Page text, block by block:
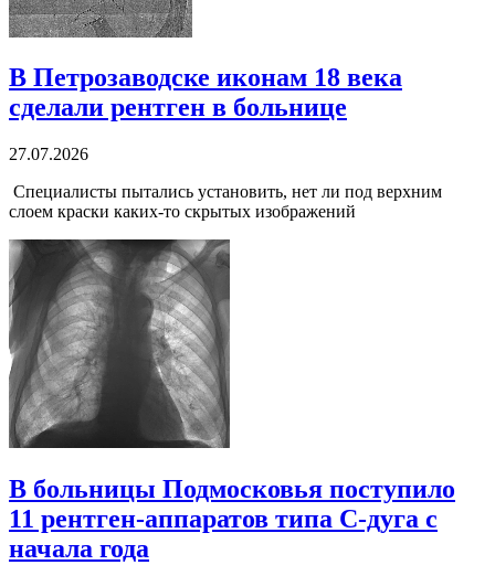
В Петрозаводске иконам 18 века
сделали рентген в больнице
27.07.2026
Специалисты пытались установить, нет ли под верхним
слоем краски каких-то скрытых изображений
В больницы Подмосковья поступило
11 рентген-аппаратов типа С-дуга с
начала года